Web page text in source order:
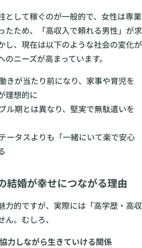
として稼ぐのが一般的で、女性は専業
たため、「高収入で頼れる男性」が求
し、現在は以下のような社会の変化が
ニーズが高まっています。
きが当たり前になり、家事や育児を
理想的に
ル期とは異なり、堅実で無駄遣いを
ータスよりも「一緒にいて楽で安心
結婚が幸せにつながる理由
力的ですが、実際には「高学歴・高収
。むしろ、
力しながら生きていける関係